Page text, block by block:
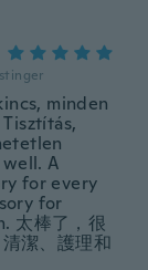
minden
A
for every
for
太棒了，很
潔、護理和